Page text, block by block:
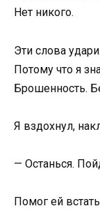
Нет никого.
Эти слова
Потому что я
Брошенность.
Я вздохнул,
— Останься.
Помог ей